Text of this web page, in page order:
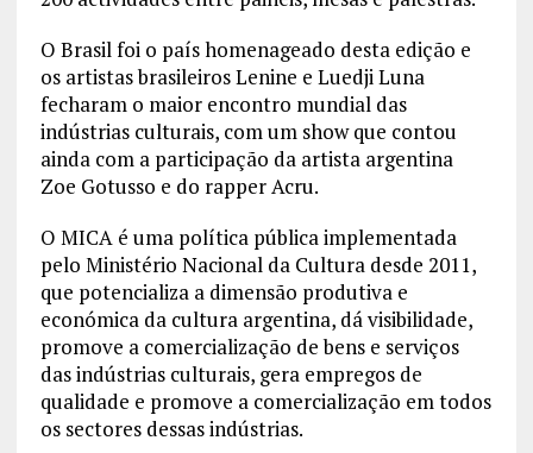
O Brasil foi o país homenageado desta edição e
os artistas brasileiros Lenine e Luedji Luna
fecharam o maior encontro mundial das
indústrias culturais, com um show que contou
ainda com a participação da artista argentina
Zoe Gotusso e do rapper Acru.
O MICA é uma política pública implementada
pelo Ministério Nacional da Cultura desde 2011,
que potencializa a dimensão produtiva e
económica da cultura argentina, dá visibilidade,
promove a comercialização de bens e serviços
das indústrias culturais, gera empregos de
qualidade e promove a comercialização em todos
os sectores dessas indústrias.